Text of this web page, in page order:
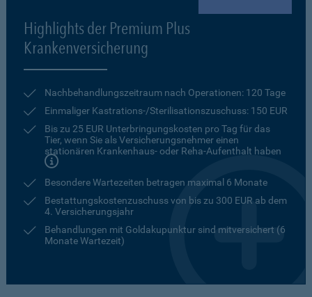
Highlights der Premium Plus
Krankenversicherung
Nachbehandlungszeitraum nach Operationen: 120 Tage
Einmaliger Kastrations-/Sterilisationszuschuss: 150 EUR
Bis zu 25 EUR Unterbringungskosten pro Tag für das
Tier, wenn Sie als Versicherungsnehmer einen
stationären Krankenhaus- oder Reha-Aufenthalt haben
Besondere Wartezeiten betragen maximal 6 Monate
Bestattungskostenzuschuss von bis zu 300 EUR ab dem
4. Versicherungsjahr
Behandlungen mit Goldakupunktur sind mitversichert (6
Monate Wartezeit)